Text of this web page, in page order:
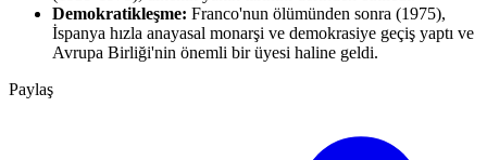
Demokratikleşme: Franco'nun ölümünden sonra (1975),
İspanya hızla anayasal monarşi ve demokrasiye geçiş yaptı ve
Avrupa Birliği'nin önemli bir üyesi haline geldi.
Paylaş